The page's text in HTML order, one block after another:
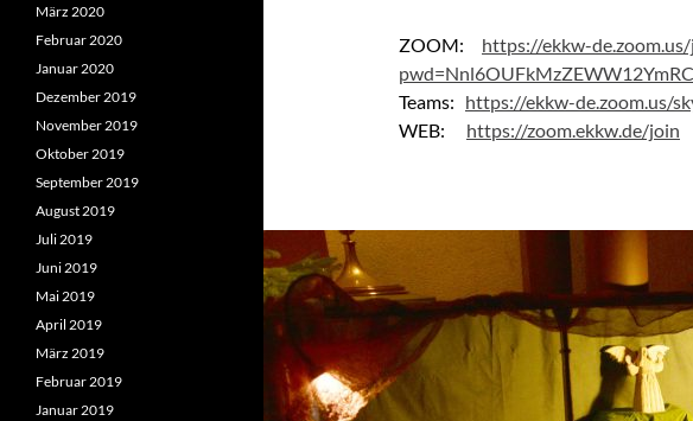
ZOOM: https://ekkw-
Teams: https://ekkw-de.zoom.us/
WEB: https://zoom.ekkw.de/join
März 2020
Februar 2020
Januar 2020
Dezember 2019
November 2019
Oktober 2019
September 2019
August 2019
Juli 2019
Juni 2019
Mai 2019
April 2019
März 2019
Februar 2019
Januar 2019